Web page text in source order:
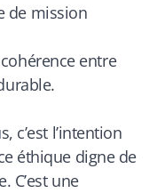
de mission
entre
c’est l’intention
éthique digne de
C’est une